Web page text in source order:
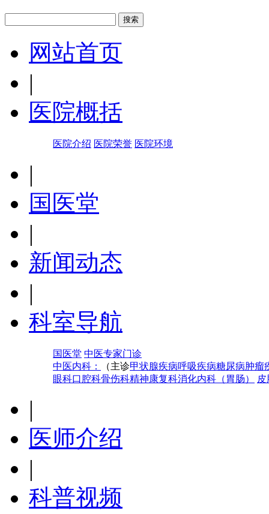
网站首页
|
医院概括
医院介绍 医院荣誉 医院环境
|
国医堂
|
新闻动态
|
科室导航
国医堂 中医专家门诊
中医内科：
（主诊甲状腺疾病呼吸疾病糖尿病肿瘤
眼科口腔科骨伤科精神康复科消化内科（胃肠） 皮
|
医师介绍
|
科普视频